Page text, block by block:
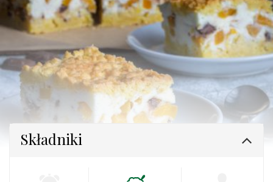
Składniki